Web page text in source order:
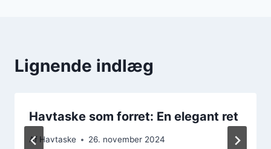
Lignende indlæg
Havtaske som forret: En elegant ret
Af Havtaske 26. november 2024